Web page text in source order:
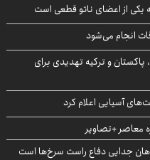
یکی از اعضای ناتو قطعی است
انجام می‌شود
و ترکیه تهدیدی برای
آسیایی اعلام کرد
جدایی دفاع راست سرخ‌ها است